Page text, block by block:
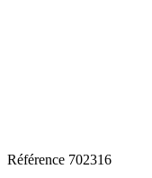
Référence 702316